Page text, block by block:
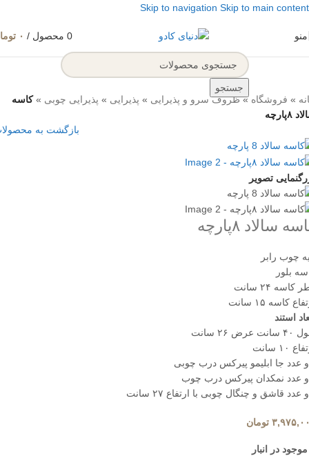
Skip to navigation Skip to main content
منو 0 محصول / ۰
جستجو
» فروشگاه »ظروف سرو و پذیرایی » پذیرایی » پذیرایی چوبی »کاسه
۸پارچه
بازگشت به
تصویر
سالاد ۸پارچه
چوب رابر
بلور
کاسه ۲۴ سانت
کاسه ۱۵ سانت
استند
عرض ۲۶ سانت
۱۰ سانت
عدد جا ابلیمو پیرکس درب چوبی
عدد نمکدان پیرکس درب چوب
عدد قاشق و چنگال چوبی با ارتفاع ۲۷ سانت
تومان
موجود در انبار